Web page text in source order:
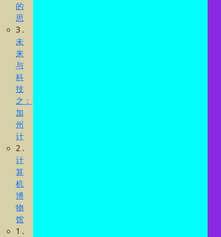
的
思
3 .
未
来
与
科
技
之：
加
州
计
2 .
计
算
机
博
物
馆
1 .